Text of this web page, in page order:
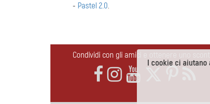
I cookie ci
- Pastel 2.0.
Condividi con gli amici e ottenere uno